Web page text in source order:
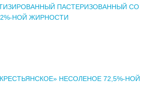
ПАСТЕРИЗОВАННЫЙ СО
НОЙ ЖИРНОСТИ
НЕСОЛЕНОЕ 72,5%-НОЙ